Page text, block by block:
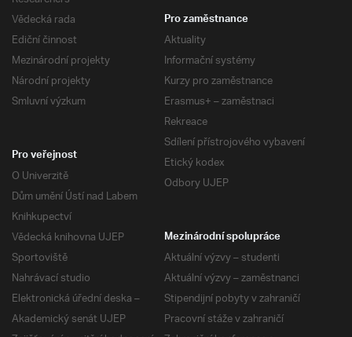
Vědecká rada
Ediční činnost
Mezinárodní projekty
Národní projekty
Smluvní výzkum
Pro zaměstnance
Aktuality
Informační systémy
Kurzy pro zaměstnance
Erasmus+ – zaměstnaci
Rekreace
Sdílení přístrojového vybavení
Etický kodex
Odbory UJEP
Pro veřejnost
O Univerzitě
Dům umění Ústí nad Labem
Knihkupectví
Vědecká knihovna UJEP
Sportoviště
Nahrávací studio
Elektronická úřední deska –
Akademický senát UJEP
Mezinárodní spolupráce
Aktuální výzvy – studenti
Aktuální výzvy – zaměstnanci
Stipendijní pobyty v zahraničí
Pracovní stáže v zahraničí